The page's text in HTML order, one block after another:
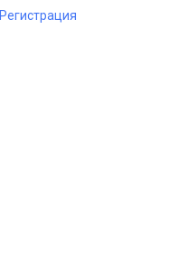
Регистрация